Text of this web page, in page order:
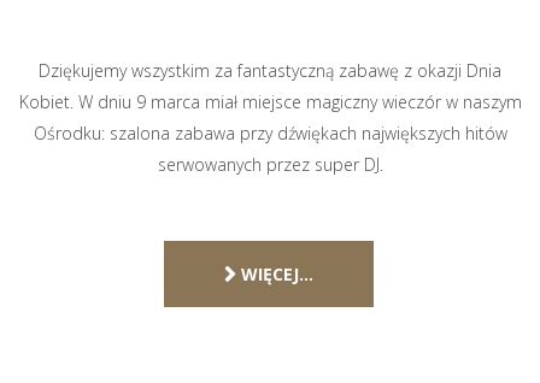
Dziękujemy wszystkim za fantastyczną zabawę z okazji Dnia
Kobiet. W dniu 9 marca miał miejsce magiczny wieczór w naszym
Ośrodku: szalona zabawa przy dźwiękach największych hitów
serwowanych przez super DJ.
WIĘCEJ…